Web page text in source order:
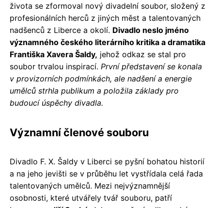
života se zformoval nový divadelní soubor, složený z
profesionálních herců z jiných měst a talentovaných
nadšenců z Liberce a okolí. Divadlo neslo jméno
významného českého literárního kritika a dramatika
Františka Xavera Šaldy, jehož odkaz se stal pro
soubor trvalou inspirací. První představení se konala
v provizorních podmínkách, ale nadšení a energie
umělců strhla publikum a položila základy pro
budoucí úspěchy divadla.
Významní členové souboru
Divadlo F. X. Šaldy v Liberci se pyšní bohatou historií
a na jeho jevišti se v průběhu let vystřídala celá řada
talentovaných umělců. Mezi nejvýznamnější
osobnosti, které utvářely tvář souboru, patří